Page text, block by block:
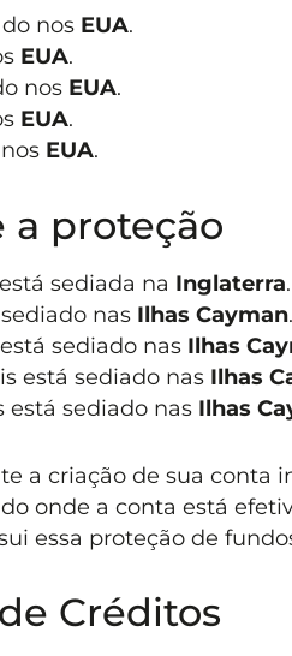
nos EUA.
EUA.
nos EUA.
EUA.
EUA.
a proteção
sediada na Inglaterra.
nas Ilhas Cayman.
sediado nas Ilhas
está sediado nas Ilhas
está sediado nas Ilhas
a criação de sua conta
onde a conta está
essa proteção de
Créditos